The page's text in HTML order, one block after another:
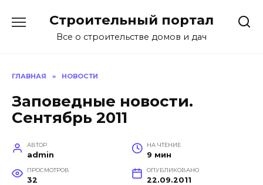
содержанию
Строительный портал
Все о строительстве домов и дач
ГЛАВНАЯ » НОВОСТИ
Заповедные новости.
Сентябрь 2011
АВТОР
admin
НА ЧТЕНИЕ
9 мин
ПРОСМОТРОВ
32
ОПУБЛИКОВАНО
22.09.2011